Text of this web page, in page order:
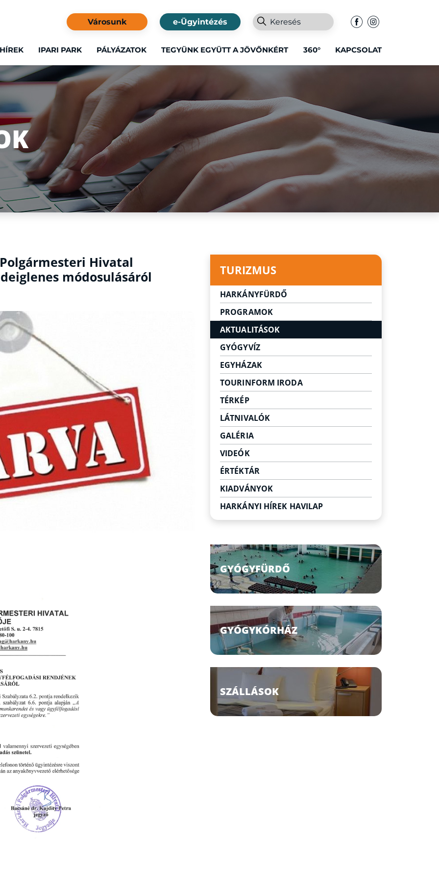
Városunk e-Ügyintézés
IPARI PARK PÁLYÁZATOK TEGYÜNK EGYÜTT A JÖVŐNKÉRT 360° KAPCSOLAT
Polgármesteri Hivatal
módosulásáról
TURIZMUS
HARKÁNYFÜRDŐ
Városunk
Gyógyvizünk legendája
PROGRAMOK
AKTUALITÁSOK
GYÓGYVÍZ
EGYHÁZAK
TOURINFORM IRODA
TÉRKÉP
LÁTNIVALÓK
Látnivalók Harkányban
Egyéb szabadidő eltöltési
lehetőségek
GALÉRIA
VIDEÓK
ÉRTÉKTÁR
KIADVÁNYOK
HARKÁNYI HÍREK HAVILAP
GYÓGYFÜRDŐ
GYÓGYKÓRHÁZ
SZÁLLÁSOK